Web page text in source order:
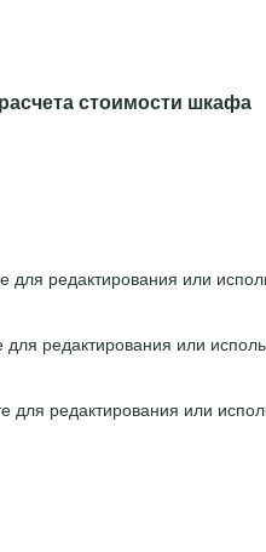
стоимости шкафа
для редактирования или
для редактирования или
для редактирования или